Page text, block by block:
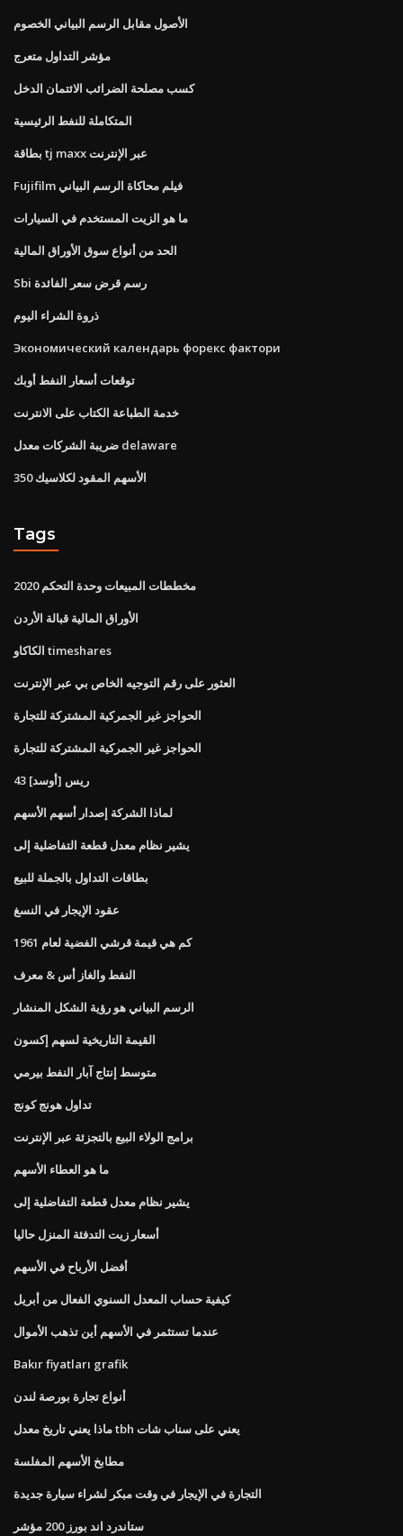
الأصول مقابل الرسم البياني الخصوم
مؤشر التداول متعرج
كسب مصلحة الضرائب الائتمان الدخل
المتكاملة للنفط الرئيسية
بطاقة tj maxx عبر الإنترنت
Fujifilm فيلم محاكاة الرسم البياني
ما هو الزيت المستخدم في السيارات
الحد من أنواع سوق الأوراق المالية
Sbi رسم قرض سعر الفائدة
ذروة الشراء اليوم
Экономический календарь форекс фактори
توقعات أسعار النفط أوبك
خدمة الطباعة الكتاب على الانترنت
ضريبة الشركات معدل delaware
الأسهم المقود لكلاسيك 350
Tags
مخططات المبيعات وحدة التحكم 2020
الأوراق المالية قبالة الأردن
الكاكاو timeshares
العثور على رقم التوجيه الخاص بي عبر الإنترنت
الحواجز غير الجمركية المشتركة للتجارة
الحواجز غير الجمركية المشتركة للتجارة
43 ريس [أوسد]
لماذا الشركة إصدار أسهم الأسهم
يشير نظام معدل قطعة التفاضلية إلى
بطاقات التداول بالجملة للبيع
عقود الإيجار في النسغ
كم هي قيمة قرشي الفضية لعام 1961
النفط والغاز أس & معرف
الرسم البياني هو رؤية الشكل المنشار
القيمة التاريخية لسهم إكسون
متوسط ​​إنتاج آبار النفط بيرمي
تداول هونج كونج
برامج الولاء البيع بالتجزئة عبر الإنترنت
ما هو العطاء الأسهم
يشير نظام معدل قطعة التفاضلية إلى
أسعار زيت التدفئة المنزل حاليا
أفضل الأرباح في الأسهم
كيفية حساب المعدل السنوي الفعال من أبريل
عندما تستثمر في الأسهم أين تذهب الأموال
Bakır fiyatları grafik
أنواع تجارة بورصة لندن
ماذا يعني تاريخ معدل tbh يعني على سناب شات
مطابخ الأسهم المفلسة
التجارة في الإيجار في وقت مبكر لشراء سيارة جديدة
ستاندرد اند بورز 200 مؤشر